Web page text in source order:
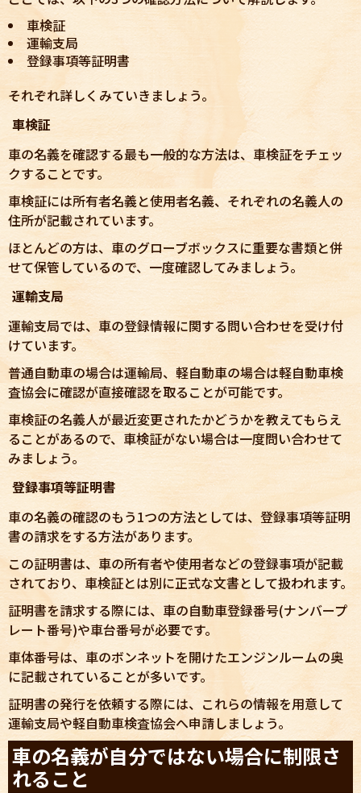
車検証
運輸支局
登録事項等証明書
それぞれ詳しくみていきましょう。
車検証
車の名義を確認する最も一般的な方法は、車検証をチェッ
クすることです。
車検証には所有者名義と使用者名義、それぞれの名義人の
住所が記載されています。
ほとんどの方は、車のグローブボックスに重要な書類と併
せて保管しているので、一度確認してみましょう。
運輸支局
運輸支局では、車の登録情報に関する問い合わせを受け付
けています。
普通自動車の場合は運輸局、軽自動車の場合は軽自動車検
査協会に確認が直接確認を取ることが可能です。
車検証の名義人が最近変更されたかどうかを教えてもらえ
ることがあるので、車検証がない場合は一度問い合わせて
みましょう。
登録事項等証明書
車の名義の確認のもう1つの方法としては、登録事項等証明
書の請求をする方法があります。
この証明書は、車の所有者や使用者などの登録事項が記載
されており、車検証とは別に正式な文書として扱われます。
証明書を請求する際には、車の自動車登録番号(ナンバープ
レート番号)や車台番号が必要です。
車体番号は、車のボンネットを開けたエンジンルームの奥
に記載されていることが多いです。
証明書の発行を依頼する際には、これらの情報を用意して
運輸支局や軽自動車検査協会へ申請しましょう。
車の名義が自分ではない場合に制限さ
れること